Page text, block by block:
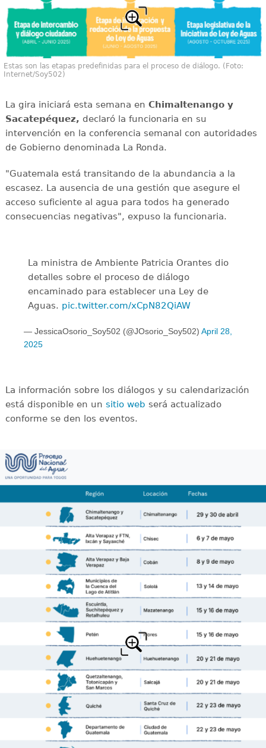
Estas son las etapas predefinidas para el proceso de diálogo. (Foto:
Internet/Soy502)
La gira iniciará esta semana en Chimaltenango y
Sacatepéquez, declaró la funcionaria en su
intervención en la conferencia semanal con autoridades
de Gobierno denominada La Ronda.
"Guatemala está transitando de la abundancia a la
escasez. La ausencia de una gestión que asegure el
acceso suficiente al agua para todos ha generado
consecuencias negativas", expuso la funcionaria.
La ministra de Ambiente Patricia Orantes dio
detalles sobre el proceso de diálogo
encaminado para establecer una Ley de
Aguas. pic.twitter.com/xCpN82QiAW
— JessicaOsorio_Soy502 (@JOsorio_Soy502) April 28,
2025
La información sobre los diálogos y su calendarización
está disponible en un sitio web será actualizado
conforme se den los eventos.